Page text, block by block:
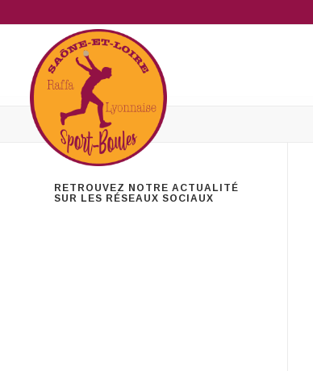
RETROUVEZ NOTRE ACTUALITÉ
SUR LES RÉSEAUX SOCIAUX